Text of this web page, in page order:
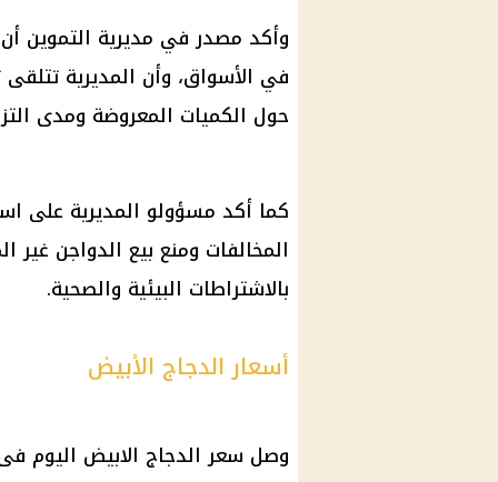
وأكد مصدر في مديرية التموين
في الأسواق، وأن المديرية تتلقى
حول الكميات المعروضة ومدى
كما أكد مسؤولو المديرية على
المخالفات ومنع بيع الدواجن غير
بالاشتراطات البيئية والصحية.
أسعار الدجاج الأبيض
وصل سعر الدجاج الابيض اليوم فى